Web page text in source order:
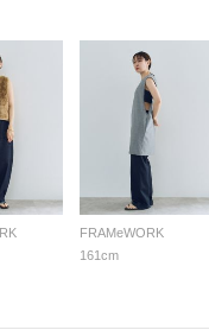
FRAMeWORK
161cm